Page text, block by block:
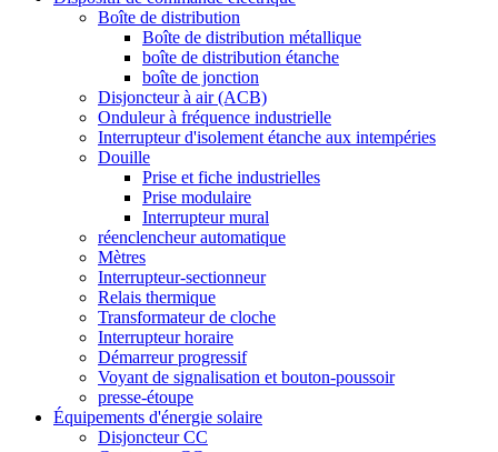
Boîte de distribution
Boîte de distribution métallique
boîte de distribution étanche
boîte de jonction
Disjoncteur à air (ACB)
Onduleur à fréquence industrielle
Interrupteur d'isolement étanche aux intempéries
Douille
Prise et fiche industrielles
Prise modulaire
Interrupteur mural
réenclencheur automatique
Mètres
Interrupteur-sectionneur
Relais thermique
Transformateur de cloche
Interrupteur horaire
Démarreur progressif
Voyant de signalisation et bouton-poussoir
presse-étoupe
Équipements d'énergie solaire
Disjoncteur CC